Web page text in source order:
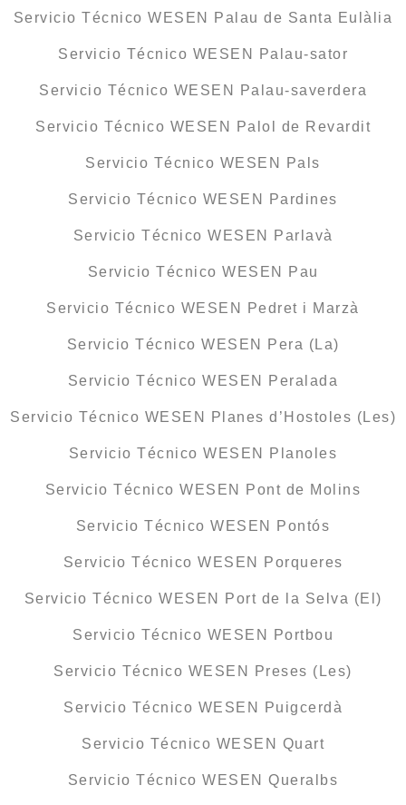
Servicio Técnico WESEN Palau de Santa Eulàlia
Servicio Técnico WESEN Palau-sator
Servicio Técnico WESEN Palau-saverdera
Servicio Técnico WESEN Palol de Revardit
Servicio Técnico WESEN Pals
Servicio Técnico WESEN Pardines
Servicio Técnico WESEN Parlavà
Servicio Técnico WESEN Pau
Servicio Técnico WESEN Pedret i Marzà
Servicio Técnico WESEN Pera (La)
Servicio Técnico WESEN Peralada
Servicio Técnico WESEN Planes d’Hostoles (Les)
Servicio Técnico WESEN Planoles
Servicio Técnico WESEN Pont de Molins
Servicio Técnico WESEN Pontós
Servicio Técnico WESEN Porqueres
Servicio Técnico WESEN Port de la Selva (El)
Servicio Técnico WESEN Portbou
Servicio Técnico WESEN Preses (Les)
Servicio Técnico WESEN Puigcerdà
Servicio Técnico WESEN Quart
Servicio Técnico WESEN Queralbs